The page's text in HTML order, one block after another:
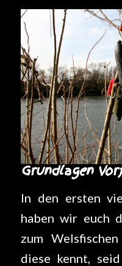
Grundlagen
In den ersten
haben wir euch
zum
diese kennt,